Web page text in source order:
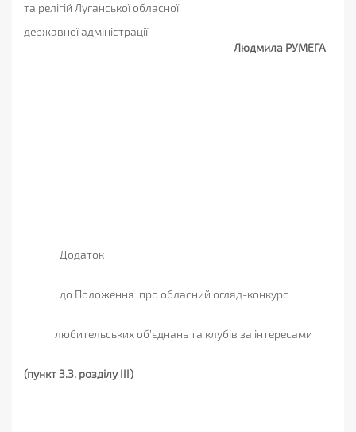
та релігій Луганської обласної
державної адміністрації
Людмила РУМЕГА
Додаток
до Положення про обласний огляд-конкурс
любительських об’єднань та клубів за інтересами
(пункт 3.3. розділу IІІ)